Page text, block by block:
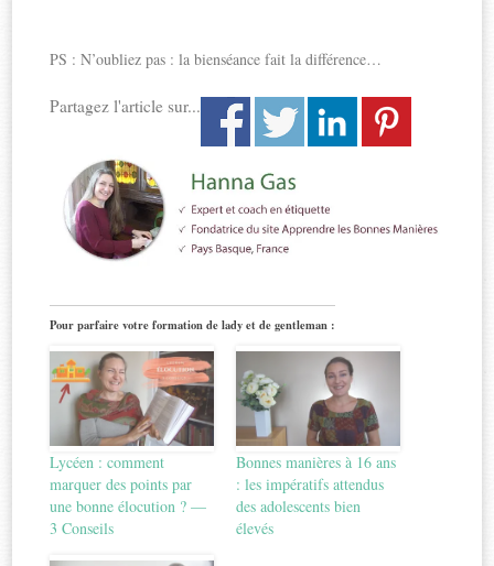
PS : N’oubliez pas : la bienséance fait la différence…
Partagez l'article sur...
Pour parfaire votre formation de lady et de gentleman :
Lycéen : comment
marquer des points par
une bonne élocution ? —
3 Conseils
Bonnes manières à 16 ans
: les impératifs attendus
des adolescents bien
élevés